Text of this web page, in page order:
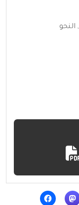
, النحو